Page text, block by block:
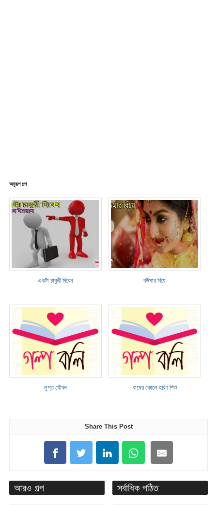
অনুরূপ গল্প
একটা চাকুরী দিবেন বউমার বিয়ে
লুপ্ত যৌবন বাঘের কোলে হরিণ শিশু
Share This Post
আরও গল্প সর্বাধিক পঠিত